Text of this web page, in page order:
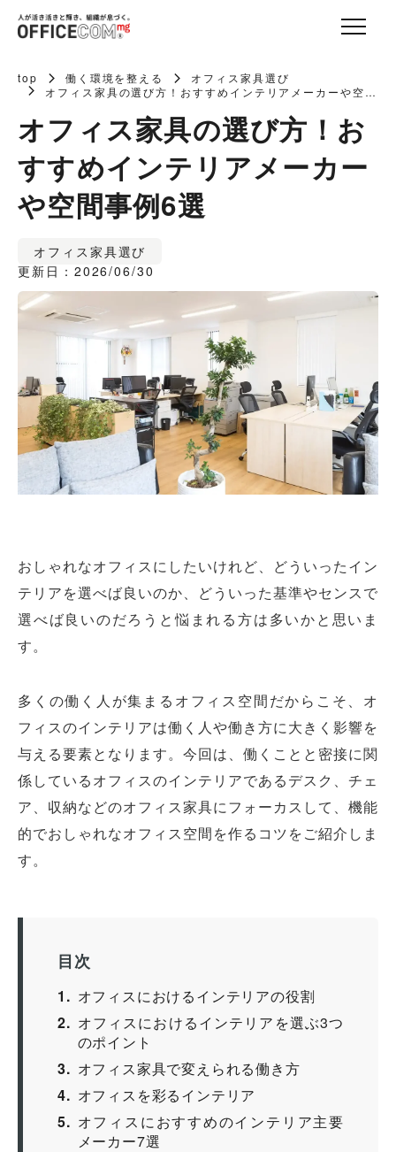
top 働く環境を整える
オフィス家具選び
オフィス家具の選び方！おすすめインテリアメーカーや空間
オフィス家具の選び方！お
すすめインテリアメーカー
や空間事例6選
オフィス家具選び
更新日：2026/06/30
おしゃれなオフィスにしたいけれど、どういったイン
テリアを選べば良いのか、どういった基準やセンスで
選べば良いのだろうと悩まれる方は多いかと思いま
す。
多くの働く人が集まるオフィス空間だからこそ、オ
フィスのインテリアは働く人や働き方に大きく影響を
与える要素となります。今回は、働くことと密接に関
係しているオフィスのインテリアであるデスク、チェ
ア、収納などのオフィス家具にフォーカスして、機能
的でおしゃれなオフィス空間を作るコツをご紹介しま
す。
目次
1
オフィスにおけるインテリアの役割
2
オフィスにおけるインテリアを選ぶ3つ
のポイント
3
オフィス家具で変えられる働き方
4
オフィスを彩るインテリア
5
オフィスにおすすめのインテリア主要
メーカー7選